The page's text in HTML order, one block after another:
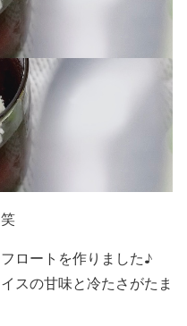
ロートを作りました♪
スの甘味と冷たさがたま